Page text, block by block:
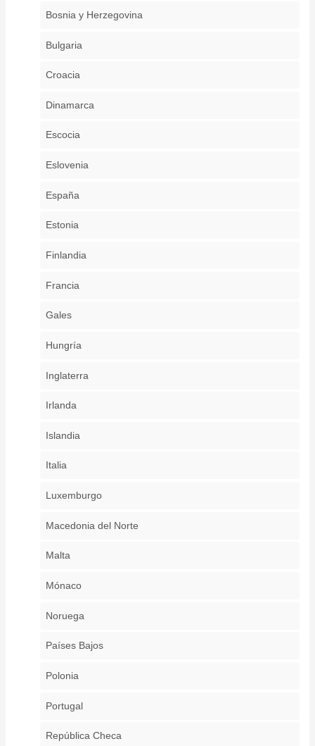
Bosnia y Herzegovina
Bulgaria
Croacia
Dinamarca
Escocia
Eslovenia
España
Estonia
Finlandia
Francia
Gales
Hungría
Inglaterra
Irlanda
Islandia
Italia
Luxemburgo
Macedonia del Norte
Malta
Mónaco
Noruega
Países Bajos
Polonia
Portugal
República Checa